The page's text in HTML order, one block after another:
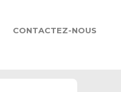
CONTACTEZ-NOUS